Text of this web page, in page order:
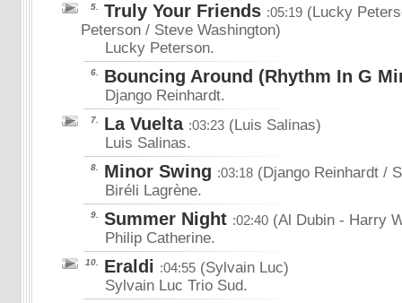
5. Truly Your Friends :05:19 (Lucky
Peterson / Steve Washington)
Lucky Peterson.
6. Bouncing Around (Rhythm In G
Django Reinhardt.
7. La Vuelta :03:23 (Luis Salinas)
Luis Salinas.
8. Minor Swing :03:18 (Django Reinhardt /
Biréli Lagrène.
9. Summer Night :02:40 (Al Dubin - Harry
Philip Catherine.
10. Eraldi :04:55 (Sylvain Luc)
Sylvain Luc Trio Sud.